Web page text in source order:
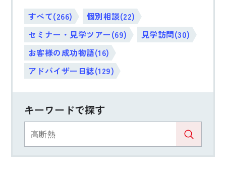
すべて(266)
個別相談(22)
セミナー・見学ツアー(69)
見学訪問(30)
お客様の成功物語(16)
アドバイザー日誌(129)
キーワードで探す